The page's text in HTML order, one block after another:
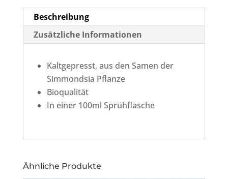
Beschreibung
Zusätzliche Informationen
Kaltgepresst, aus den Samen der
Simmondsia Pflanze
Bioqualität
In einer 100ml Sprühflasche
Ähnliche Produkte